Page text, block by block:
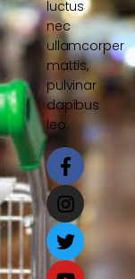
luctus
nec
ullamcorper
mattis,
pulvinar
dapibus
leo.